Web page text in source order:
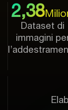
2,38
Dataset di
immagini